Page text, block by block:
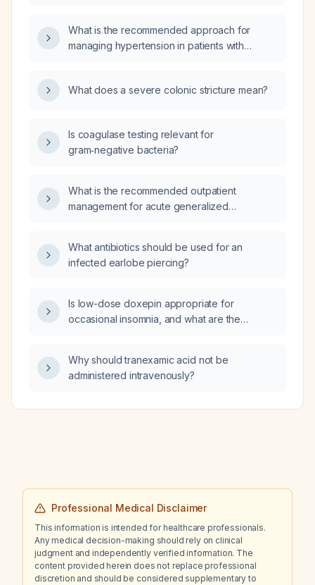
What is the recommended approach for
managing hypertension in patients with
What does a severe colonic stricture mean?
Is coagulase testing relevant for
gram‑negative bacteria?
What is the recommended outpatient
management for acute generalized
What antibiotics should be used for an
infected earlobe piercing?
Is low-dose doxepin appropriate for
occasional insomnia, and what are the
Why should tranexamic acid not be
administered intravenously?
Professional Medical Disclaimer
This information is intended for healthcare professionals.
Any medical decision-making should rely on clinical
judgment and independently verified information. The
content provided herein does not replace professional
discretion and should be considered supplementary to